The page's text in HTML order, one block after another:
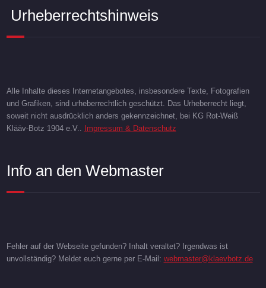
Urheberrechtshinweis
Alle Inhalte dieses Internetangebotes, insbesondere Texte, Fotografien
und Grafiken, sind urheberrechtlich geschützt. Das Urheberrecht liegt,
soweit nicht ausdrücklich anders gekennzeichnet, bei KG Rot-Weiß
Klääv-Botz 1904 e.V..
Impressum & Datenschutz
Info an den Webmaster
Fehler auf der Webseite gefunden? Inhalt veraltet? Irgendwas ist
unvollständig? Meldet euch gerne per E-Mail: webmaster@klaevbotz.de